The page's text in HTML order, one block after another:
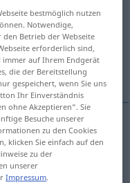
antippen)
intéressant,
bestmöglich nutzen
Notwendige,
Betrieb der Webseite
erforderlich sind,
auf Ihrem Endgerät
die der Bereitstellung
gespeichert, wenn Sie uns
Ihr Einverständnis
ohne Akzeptieren“. Sie
Besuche unserer
zu den Cookies
klicken Sie einfach auf den
zu der
unserer
Impressum.